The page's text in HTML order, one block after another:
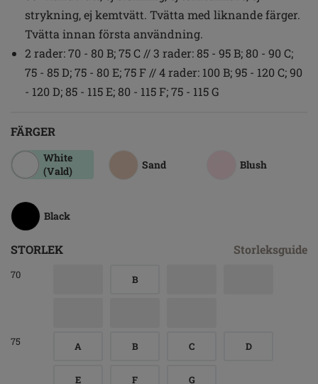
strykning, ej kemtvätt. Tvätta med liknande färger.
Tvätta innan första användning.
2 rader: 70 - 80 B; 75 C // 3 rader: 85 - 95 B; 80 - 90 C;
75 - 85 D; 75 - 80 E; 75 F // 4 rader: 100 B; 95 - 120 C; 90
- 120 D; 85 - 115 E; 80 - 115 F; 75 - 115 G
FÄRGER
White
(Vald)
Sand Blush
Black
STORLEK Storleksguide
70 B
75 A B C D
E F G